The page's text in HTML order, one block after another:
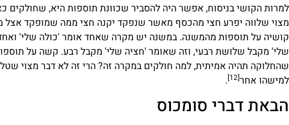
למרות הקושי בניסוח, אפשר היה להסביר שכוונת תוספות היא, שחולקים
מצוי שלווה יפרע חצי מהכסף מאשר שנפקד יקנה חצי ממה שמופקד אצל
קושיה על תוספות מהמשנה. במשנה יש מקרה שאחד אומר 'כולה שלי'
שלי' מקבל שלושת רבעי, וזה שאומר 'חציה שלי' מקבל רבע. קשה על
שהחלוקה תהיה אמיתית, למה חולקים במקרה זה? הרי זה לא דבר מצוי
למישהו אחר[12]
.
הבאת דברי סומכוס